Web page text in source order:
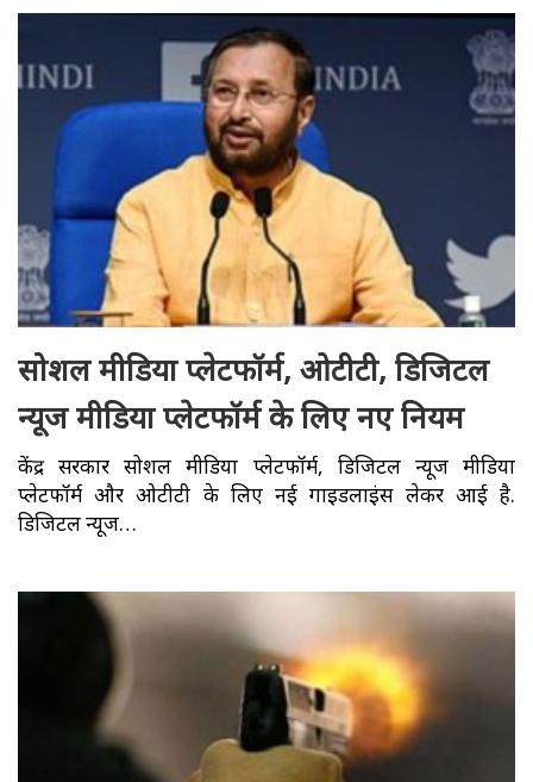
सोशल मीडिया प्लेटफॉर्म, ओटीटी, डिजिटल
न्यूज मीडिया प्लेटफॉर्म के लिए नए नियम
केंद्र सरकार सोशल मीडिया प्लेटफॉर्म, डिजिटल न्यूज मीडिया
प्लेटफॉर्म और ओटीटी के लिए नई गाइडलाइंस लेकर आई है.
डिजिटल न्यूज…